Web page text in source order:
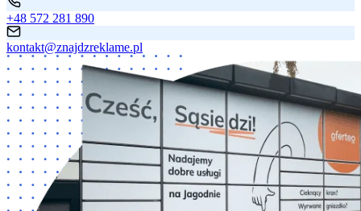
+48 572 281 890
kontakt@znajdzreklame.pl